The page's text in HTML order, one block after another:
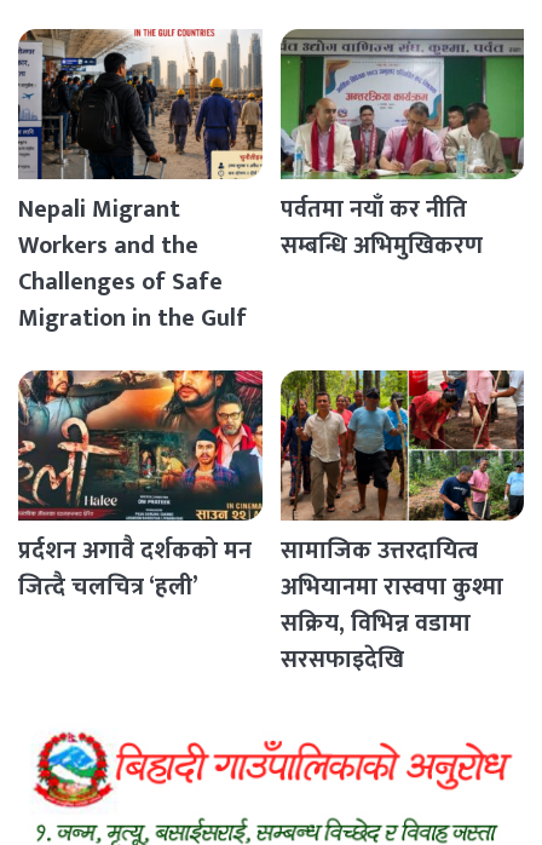
Nepali Migrant
Workers and the
Challenges of Safe
Migration in the Gulf
पर्वतमा नयाँ कर नीति
सम्बन्धि अभिमुखिकरण
प्रर्दशन अगावै दर्शकको मन
जित्दै चलचित्र ‘हली’
सामाजिक उत्तरदायित्व
अभियानमा रास्वपा कुश्मा
सक्रिय, विभिन्न वडामा
सरसफाइदेखि